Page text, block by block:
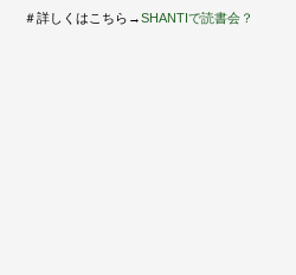
＃詳しくはこちら→SHANTIで読書会？